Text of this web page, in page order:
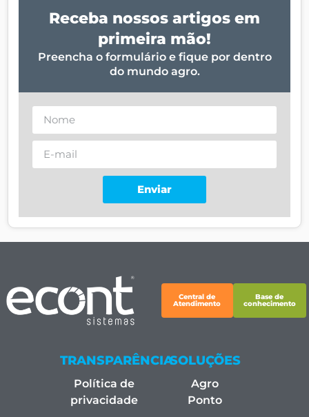
Receba nossos artigos em
primeira mão!
Preencha o formulário e fique por dentro
do mundo agro.
Enviar
Central de
Atendimento
Base de
conhecimento
TRANSPARÊNCIA
Política de
privacidade
SOLUÇÕES
Agro
Ponto